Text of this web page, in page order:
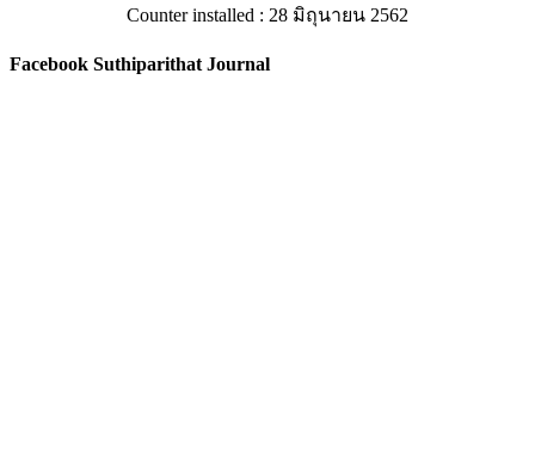
Counter installed : 28 มิถุนายน 2562
Facebook Suthiparithat Journal